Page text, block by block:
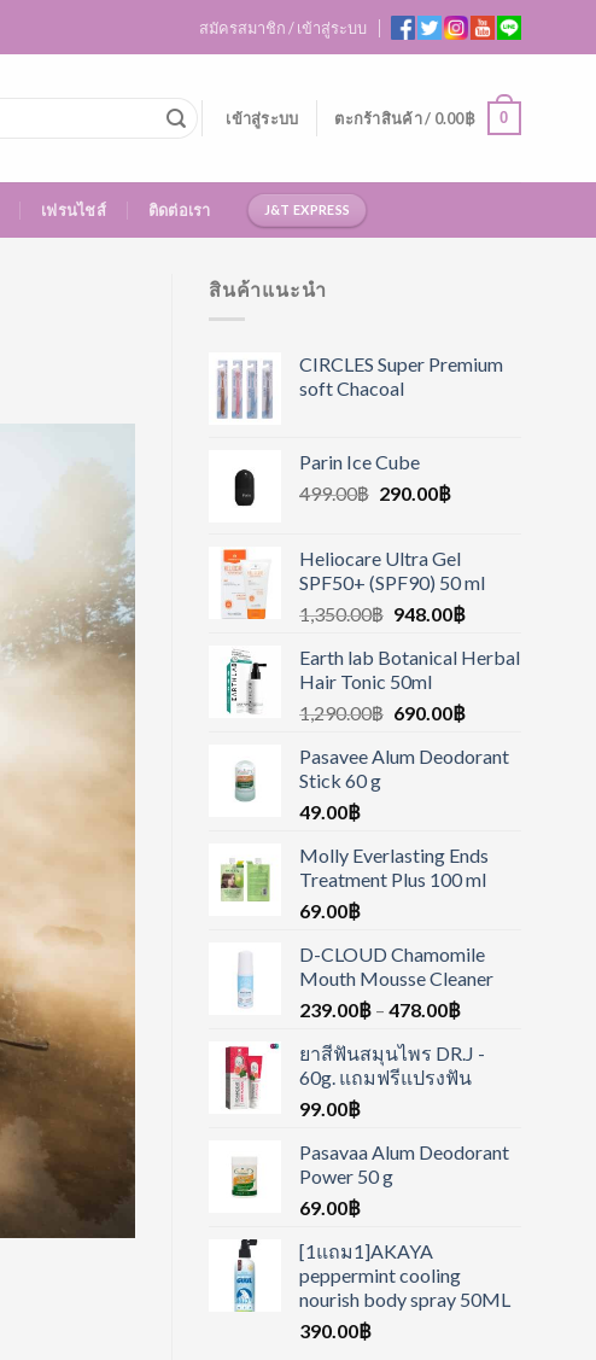
สมัครสมาชิก / เข้าสู่ระบบ
เข้าสู่ระบบ ตะกร้าสินค้า / 0.00฿ 0
เฟรนไชส์ ติดต่อเรา J&T EXPRESS
สินค้าแนะนำ
CIRCLES Super Premium
soft Chacoal
Parin Ice Cube
499.00฿ 290.00฿
Heliocare Ultra Gel
SPF50+ (SPF90) 50 ml
1,350.00฿ 948.00฿
Earth lab Botanical Herbal
Hair Tonic 50ml
1,290.00฿ 690.00฿
Pasavee Alum Deodorant
Stick 60 g
49.00฿
Molly Everlasting Ends
Treatment Plus 100 ml
69.00฿
D-CLOUD Chamomile
Mouth Mousse Cleaner
239.00฿ – 478.00฿
ยาสีฟันสมุนไพร DR.J -
60g. แถมฟรีแปรงฟัน
99.00฿
Pasavaa Alum Deodorant
Power 50 g
69.00฿
[1แถม1]AKAYA
peppermint cooling
nourish body spray 50ML
390.00฿